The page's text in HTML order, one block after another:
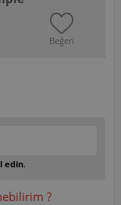
Beğen
edin.
?